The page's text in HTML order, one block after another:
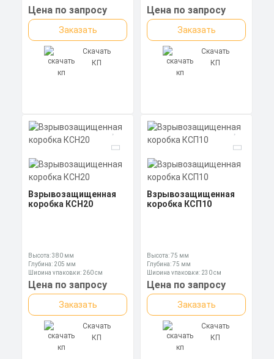
Цена по запросу
Заказать
Скачать
КП
Цена по запросу
Заказать
Скачать
КП
Взрывозащищенная
коробка КСН20
Высота: 380 мм
Глубина: 205 мм
Ширина упаковки: 260 см
Цена по запросу
Заказать
Скачать
КП
Взрывозащищенная
коробка КСП10
Высота: 75 мм
Глубина: 75 мм
Ширина упаковки: 230 см
Цена по запросу
Заказать
Скачать
КП